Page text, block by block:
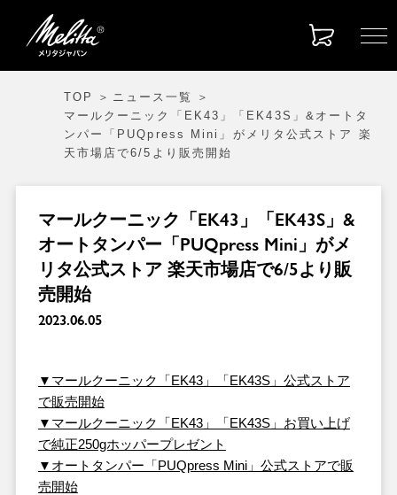
TOP
ニュース一覧
マールクーニック「EK43」「EK43S」&オートタ
ンパー「PUQpress Mini」がメリタ公式ストア 楽
天市場店で6/5より販売開始
マールクーニック「EK43」「EK43S」&
オートタンパー「PUQpress Mini」がメ
リタ公式ストア 楽天市場店で6/5より販
売開始
2023.06.05
▼マールクーニック「EK43」「EK43S」公式ストア
で販売開始
▼マールクーニック「EK43」「EK43S」お買い上げ
で純正250gホッパープレゼント
▼オートタンパー「PUQpress Mini」公式ストアで販
売開始